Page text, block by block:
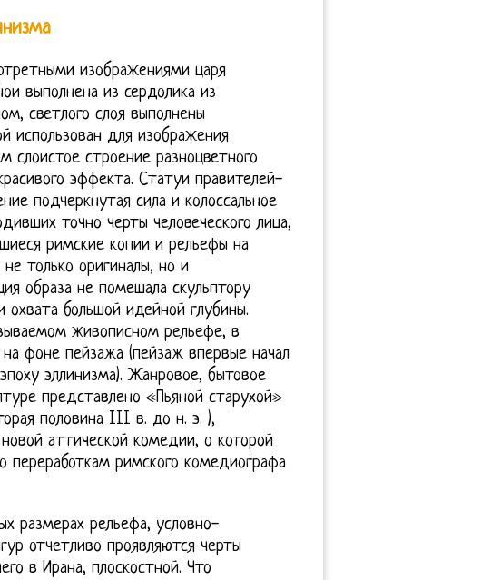
изображениями царя
выполнена из сердолика из
светлого слоя выполнены
использован для изображения
строение разноцветного
эффекта. Статуи правителей-
подчеркнутая сила и колоссальное
точно черты человеческого лица,
римские копии и рельефы на
только оригиналы, но и
образа не помешала скульптору
охвата большой идейной глубины.
живописном рельефе, в
фоне пейзажа (пейзаж впервые начал
эллинизма). Жанровое, бытовое
представлено «Пьяной старухой»
половина III в. до н. э. ),
аттической комедии, о которой
римского комедиографа
размерах рельефа, условно-
отчетливо проявляются черты
в Ирана, плоскостной. Что